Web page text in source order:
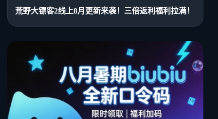
荒野大镖客2线上8月更新来袭！三倍返利福利拉满！